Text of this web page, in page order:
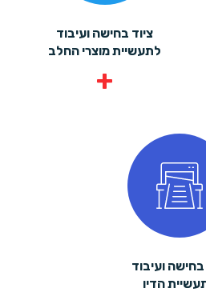
ציוד בחישה ועיבוד
לתעשיית מוצרי החלב
+
בחישה ועיבוד
הדיו